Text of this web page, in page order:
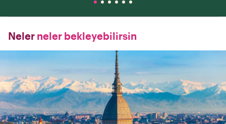
Neler neler bekleyebilirsin